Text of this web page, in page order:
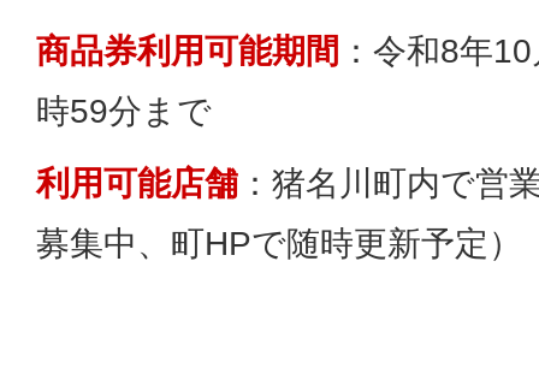
商品券利用可能期間 ：令和8年
時59分まで
利用可能店舗 ：猪名川町内で営
募集中、町HPで随時更新予定）